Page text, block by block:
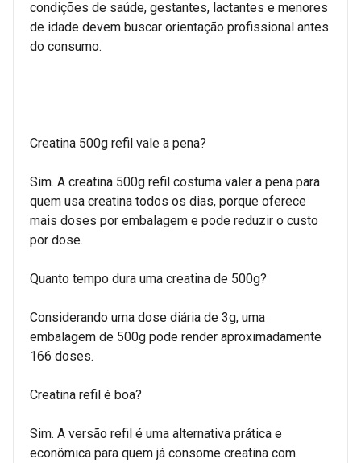
condições de saúde, gestantes, lactantes e menores
de idade devem buscar orientação profissional antes
do consumo.
Creatina 500g refil vale a pena?
Sim. A creatina 500g refil costuma valer a pena para
quem usa creatina todos os dias, porque oferece
mais doses por embalagem e pode reduzir o custo
por dose.
Quanto tempo dura uma creatina de 500g?
Considerando uma dose diária de 3g, uma
embalagem de 500g pode render aproximadamente
166 doses.
Creatina refil é boa?
Sim. A versão refil é uma alternativa prática e
econômica para quem já consome creatina com